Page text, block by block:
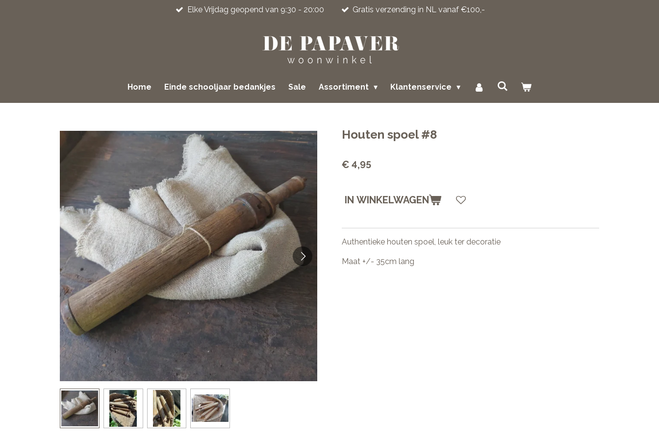
Elke Vrijdag geopend van 9:30 - 20:00 Gratis verzending in NL vanaf €100,-
Home Einde schooljaar bedankjes Sale Assortiment Klantenservice
Houten spoel #8
€ 4,95
IN WINKELWAGEN
Authentieke houten spoel, leuk ter decoratie
Maat +/- 35cm lang